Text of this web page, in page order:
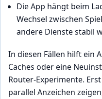
Die App hängt beim
Wechsel zwischen
andere Dienste stabil
In diesen Fällen hilft ein
Caches oder eine
Router-Experimente.
parallel Anzeichen